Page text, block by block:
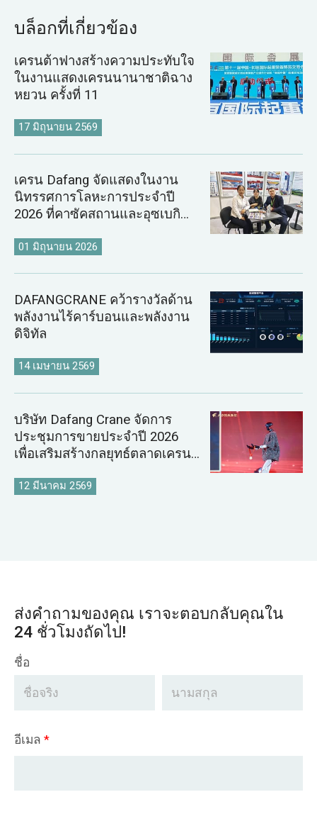
บล็อกที่เกี่ยวข้อง
เครนต้าฟางสร้างความประทับใจ
ในงานแสดงเครนนานาชาติฉาง
หยวน ครั้งที่ 11
17 มิถุนายน 2569
เครน Dafang จัดแสดงในงาน
นิทรรศการโลหะการประจำปี
2026 ที่คาซัคสถานและอุซเบกิ
01 มิถุนายน 2026
DAFANGCRANE คว้ารางวัลด้าน
พลังงานไร้คาร์บอนและพลังงาน
ดิจิทัล
14 เมษายน 2569
บริษัท Dafang Crane จัดการ
ประชุมการขายประจำปี 2026
เพื่อเสริมสร้างกลยุทธ์ตลาดเครน
12 มีนาคม 2569
ส่งคำถามของคุณ เราจะตอบกลับคุณใน
24 ชั่วโมงถัดไป!
ชื่อ
อีเมล *